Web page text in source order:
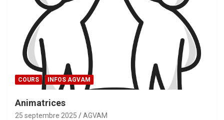
COURS INFOS AGVAM
Animatrices
25 septembre 2025 AGVAM